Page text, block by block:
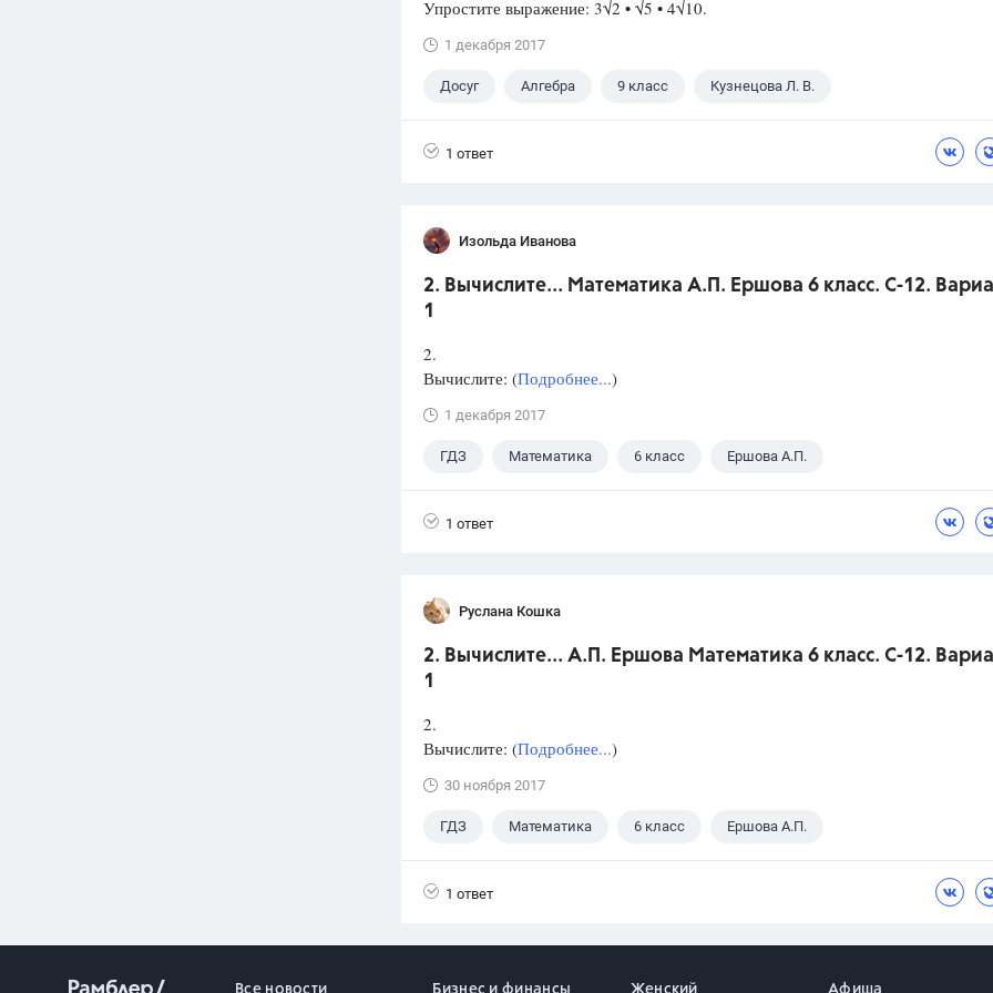
Упростите выражение: 3√2 • √5 • 4√10.
1 декабря 2017
Досуг Алгебра 9 класс Кузнецова Л. В.
1 ответ
Изольда Иванова
2. Вычислите... Математика А.П. Ершова 6 класс. С-12.
1
2.
Вычислите: (Подробнее...)
1 декабря 2017
ГДЗ Математика 6 класс Ершова А.П.
1 ответ
Руслана Кошка
2. Вычислите... А.П. Ершова Математика 6 класс. С-12.
1
2.
Вычислите: (Подробнее...)
30 ноября 2017
ГДЗ Математика 6 класс Ершова А.П.
1 ответ